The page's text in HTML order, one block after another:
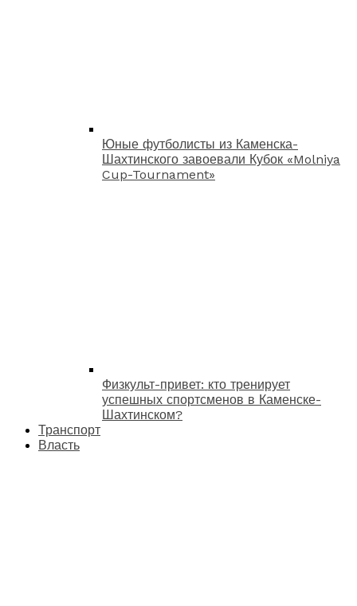
Юные футболисты из Каменска-
Шахтинского завоевали Кубок «Molniya
Cup-Tournament»
Физкульт-привет: кто тренирует
успешных спортсменов в Каменске-
Шахтинском?
Транспорт
Власть